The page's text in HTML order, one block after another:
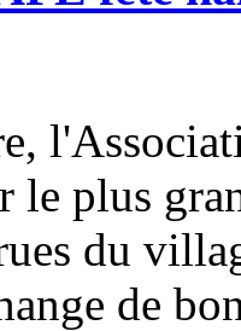
le plus
du
de